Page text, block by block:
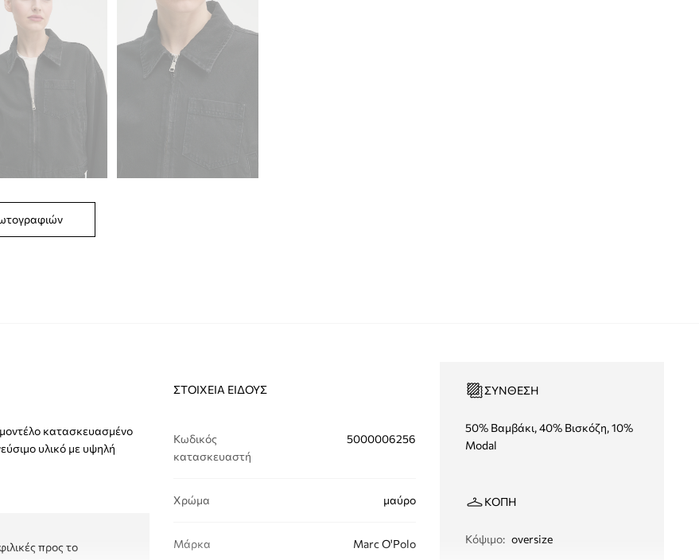
κατασκευασμένο
υλικό με υψηλή
προς το
ΣΤΟΙΧΕΊΑ ΕΊΔΟΥΣ
Κωδικός
κατασκευαστή
5000006256
Χρώμα μαύρο
Μάρκα Marc O'Polo
ΣΎΝΘΕΣΗ
50% Βαμβάκι, 40% Βισκόζη, 10%
Modal
ΚΟΠΉ
Κόψιμο: oversize